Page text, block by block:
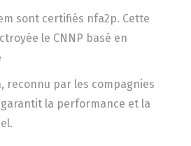
sont certifiés nfa2p. Cette
le CNNP basé en
reconnu par les compagnies
garantit la performance et la